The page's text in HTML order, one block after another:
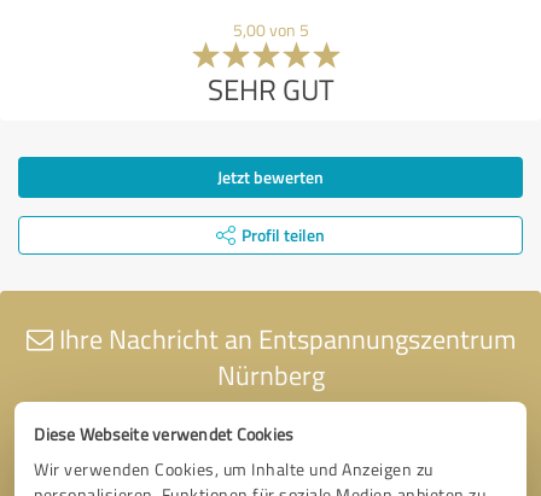
Diese Webseite verwendet Cookies
Wir verwenden Cookies, um Inhalte und Anzeigen zu
5,00 von 5
SEHR GUT
Jetzt bewerten
Profil teilen
Ihre Nachricht an Entspannungszentrum
Nürnberg